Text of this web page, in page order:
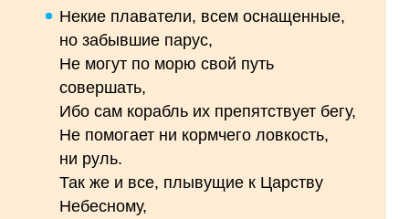
Некие плаватели, всем оснащенные,
но забывшие парус,
Не могут по морю свой путь
совершать,
Ибо сам корабль их препятствует бегу,
Не помогает ни кормчего ловкость,
ни руль.
Так же и все, плывущие к Царству
Небесному,